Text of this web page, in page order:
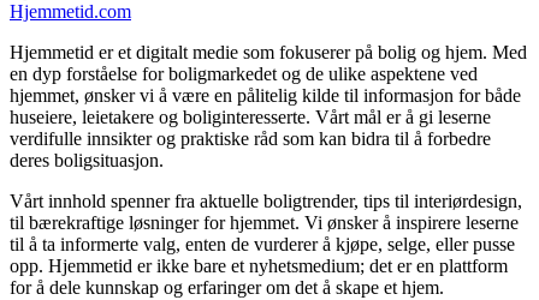
Hjemmetid.com
Hjemmetid er et digitalt medie som fokuserer på bolig og hjem. Med
en dyp forståelse for boligmarkedet og de ulike aspektene ved
hjemmet, ønsker vi å være en pålitelig kilde til informasjon for både
huseiere, leietakere og boliginteresserte. Vårt mål er å gi leserne
verdifulle innsikter og praktiske råd som kan bidra til å forbedre
deres boligsituasjon.
Vårt innhold spenner fra aktuelle boligtrender, tips til interiørdesign,
til bærekraftige løsninger for hjemmet. Vi ønsker å inspirere leserne
til å ta informerte valg, enten de vurderer å kjøpe, selge, eller pusse
opp. Hjemmetid er ikke bare et nyhetsmedium; det er en plattform
for å dele kunnskap og erfaringer om det å skape et hjem.